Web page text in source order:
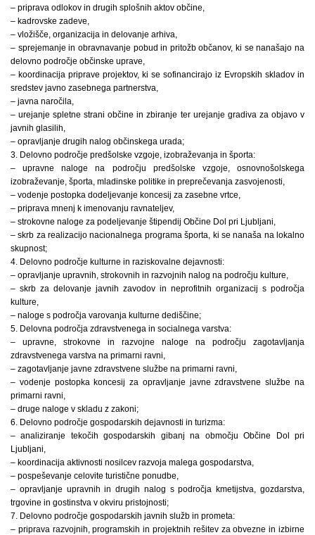
– priprava odlokov in drugih splošnih aktov občine,
– kadrovske zadeve,
– vložišče, organizacija in delovanje arhiva,
– sprejemanje in obravnavanje pobud in pritožb občanov, ki se nanašajo na
delovno področje občinske uprave,
– koordinacija priprave projektov, ki se sofinancirajo iz Evropskih skladov in
sredstev javno zasebnega partnerstva,
– javna naročila,
– urejanje spletne strani občine in zbiranje ter urejanje gradiva za objavo v
javnih glasilih,
– opravljanje drugih nalog občinskega urada;
3. Delovno področje predšolske vzgoje, izobraževanja in športa:
– upravne naloge na področju predšolske vzgoje, osnovnošolskega
izobraževanje, športa, mladinske politike in preprečevanja zasvojenosti,
– vodenje postopka dodeljevanje koncesij za zasebne vrtce,
– priprava mnenj k imenovanju ravnateljev,
– strokovne naloge za podeljevanje štipendij Občine Dol pri Ljubljani,
– skrb za realizacijo nacionalnega programa športa, ki se nanaša na lokalno
skupnost;
4. Delovno področje kulturne in raziskovalne dejavnosti:
– opravljanje upravnih, strokovnih in razvojnih nalog na področju kulture,
– skrb za delovanje javnih zavodov in neprofitnih organizacij s področja
kulture,
– naloge s področja varovanja kulturne dediščine;
5. Delovna področja zdravstvenega in socialnega varstva:
– upravne, strokovne in razvojne naloge na področju zagotavljanja
zdravstvenega varstva na primarni ravni,
– zagotavljanje javne zdravstvene službe na primarni ravni,
– vodenje postopka koncesij za opravljanje javne zdravstvene službe na
primarni ravni,
– druge naloge v skladu z zakoni;
6. Delovno področje gospodarskih dejavnosti in turizma:
– analiziranje tekočih gospodarskih gibanj na območju Občine Dol pri
Ljubljani,
– koordinacija aktivnosti nosilcev razvoja malega gospodarstva,
– pospeševanje celovite turistične ponudbe,
– opravljanje upravnih in drugih nalog s področja kmetijstva, gozdarstva,
trgovine in gostinstva v okviru pristojnosti;
7. Delovno področje gospodarskih javnih služb in prometa:
– priprava razvojnih, programskih in projektnih rešitev za obvezne in izbirne